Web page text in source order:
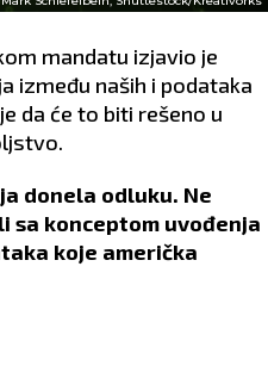
mandatu izjavio je
između naših i podataka
da će to biti rešeno u
donela odluku. Ne
sa konceptom uvođenja
koje američka